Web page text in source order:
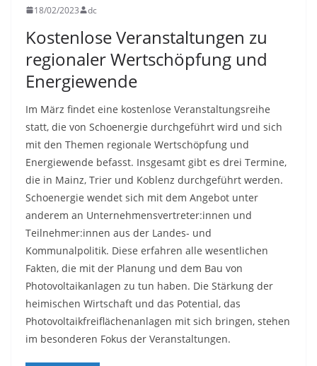
18/02/2023 dc
Kostenlose Veranstaltungen zu
regionaler Wertschöpfung und
Energiewende
Im März findet eine kostenlose Veranstaltungsreihe
statt, die von Schoenergie durchgeführt wird und sich
mit den Themen regionale Wertschöpfung und
Energiewende befasst. Insgesamt gibt es drei Termine,
die in Mainz, Trier und Koblenz durchgeführt werden.
Schoenergie wendet sich mit dem Angebot unter
anderem an Unternehmensvertreter:innen und
Teilnehmer:innen aus der Landes- und
Kommunalpolitik. Diese erfahren alle wesentlichen
Fakten, die mit der Planung und dem Bau von
Photovoltaikanlagen zu tun haben. Die Stärkung der
heimischen Wirtschaft und das Potential, das
Photovoltaikfreiflächenanlagen mit sich bringen, stehen
im besonderen Fokus der Veranstaltungen.